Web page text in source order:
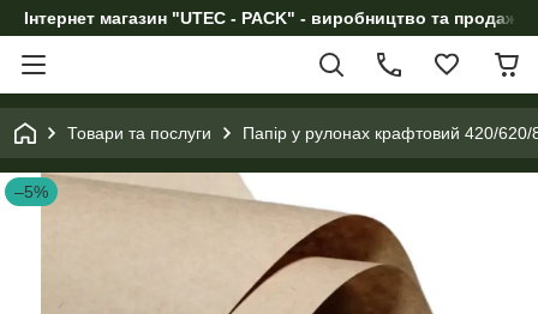
Інтернет магазин "UTEC - PACK" - виробництво та продаж
Товари та послуги Папір у рулонах крафтовий 420/
–5%